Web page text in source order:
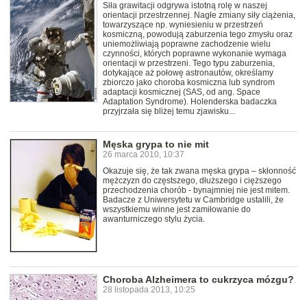
Siła grawitacji odgrywa istotną rolę w naszej
orientacji przestrzennej. Nagłe zmiany siły ciążenia,
towarzyszące np. wyniesieniu w przestrzeń
kosmiczną, powodują zaburzenia tego zmysłu oraz
uniemożliwiają poprawne zachodzenie wielu
czynności, których poprawne wykonanie wymaga
orientacji w przestrzeni. Tego typu zaburzenia,
dotykające aż połowę astronautów, określamy
zbiorczo jako choroba kosmiczna lub syndrom
adaptacji kosmicznej (SAS, od ang. Space
Adaptation Syndrome). Holenderska badaczka
przyjrzała się bliżej temu zjawisku...
Męska grypa to nie mit
26 marca 2010, 10:37
Okazuje się, że tak zwana męska grypa – skłonność
mężczyzn do częstszego, dłuższego i cięższego
przechodzenia chorób - bynajmniej nie jest mitem.
Badacze z Uniwersytetu w Cambridge ustalili, że
wszystkiemu winne jest zamiłowanie do
awanturniczego stylu życia.
Choroba Alzheimera to cukrzyca mózgu?
28 listopada 2013, 10:25